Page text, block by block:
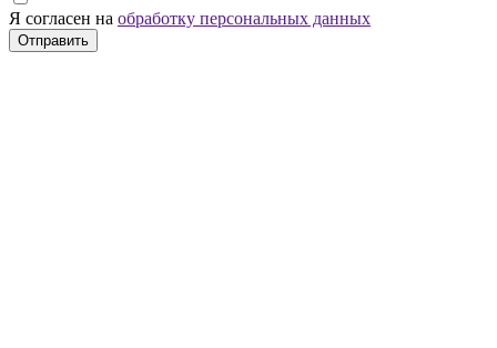
Я согласен на обработку персональных данных